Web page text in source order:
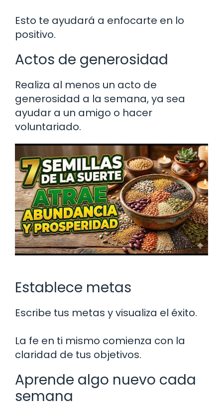
Esto te ayudará a enfocarte en lo
positivo.
Actos de generosidad
Realiza al menos un acto de
generosidad a la semana, ya sea
ayudar a un amigo o hacer
voluntariado.
Establece metas
Escribe tus metas y visualiza el éxito.
La fe en ti mismo comienza con la
claridad de tus objetivos.
Aprende algo nuevo cada
semana